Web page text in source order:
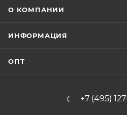
О КОМПАНИИ
ИНФОРМАЦИЯ
ОПТ
+7 (495)